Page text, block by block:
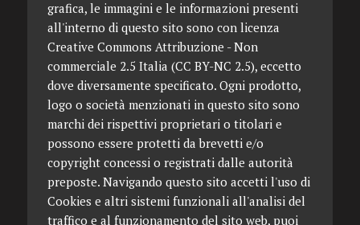
grafica, le immagini e le informazioni presenti
all'interno di questo sito sono con licenza
Creative Commons Attribuzione - Non
commerciale 2.5 Italia (CC BY-NC 2.5), eccetto
dove diversamente specificato. Ogni prodotto,
logo o società menzionati in questo sito sono
marchi dei rispettivi proprietari o titolari e
possono essere protetti da brevetti e/o
copyright concessi o registrati dalle autorità
preposte. Navigando questo sito accetti l'uso di
Cookies e altri sistemi funzionali all'analisi del
traffico e al funzionamento del sito web, puoi